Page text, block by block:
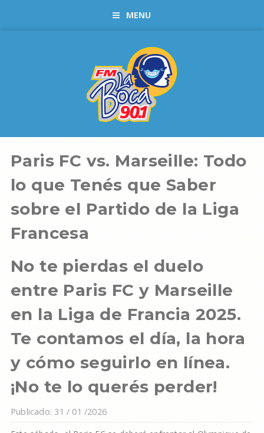
MENU
Paris FC vs. Marseille: Todo
lo que Tenés que Saber
sobre el Partido de la Liga
Francesa
No te pierdas el duelo
entre Paris FC y Marseille
en la Liga de Francia 2025.
Te contamos el día, la hora
y cómo seguirlo en línea.
¡No te lo querés perder!
Publicado: 31 / 01 /2026